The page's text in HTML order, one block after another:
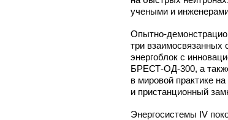
учеными и
Опытно-
три взаимосвязанных
энергоблок с
БРЕСТ-ОД-300, а
в мировой практике
и пристанционный
Энергосистемы IV